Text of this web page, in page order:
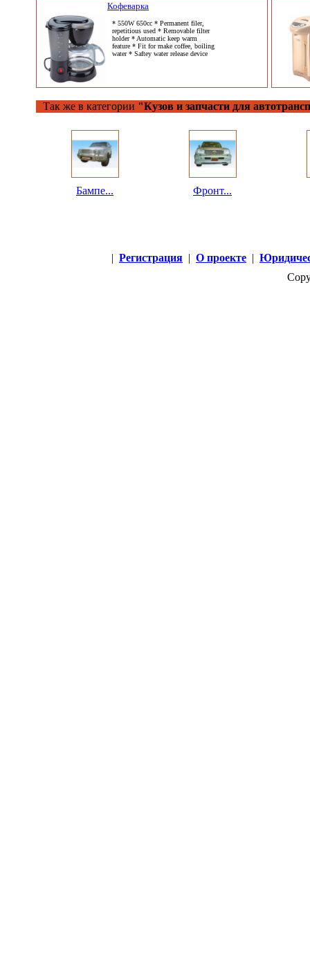
Кофеварка
* 550W 650cc * Permanent filer,
repetitious used * Removable filter
holder * Automatic keep warm
feature * Fit for make coffee, boiling
water * Saftey water release device
Так же в категории "Кузов и запчасти для
Бампе... Фронт...
| Регистрация | О проекте |